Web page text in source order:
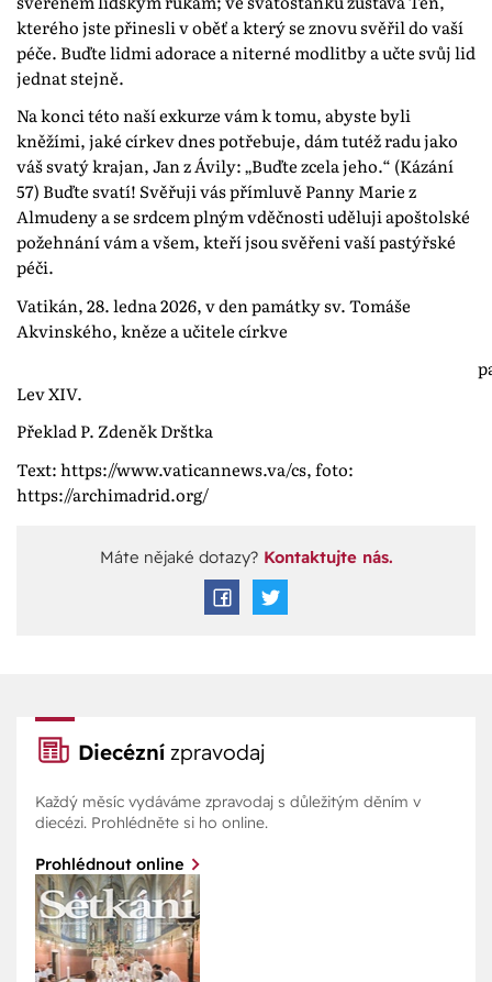
kterého jste přinesli v oběť a který se znovu svěřil do vaší
péče. Buďte lidmi adorace a niterné modlitby a učte svůj lid
jednat stejně.
Na konci této naší exkurze vám k tomu, abyste byli
kněžími, jaké církev dnes potřebuje, dám tutéž radu jako
váš svatý krajan, Jan z Ávily: „Buďte zcela jeho.“ (Kázání
57) Buďte svatí! Svěřuji vás přímluvě Panny Marie z
Almudeny a se srdcem plným vděčnosti uděluji apoštolské
požehnání vám a všem, kteří jsou svěřeni vaší pastýřské
péči.
Vatikán, 28. ledna 2026, v den památky sv. Tomáše
Akvinského, kněze a učitele církve
Lev XIV.
Překlad P. Zdeněk Drštka
Text: https://www.vaticannews.va/cs, foto:
https://archimadrid.org/
Máte nějaké dotazy?Kontaktujte nás.
Diecézní zpravodaj
Každý měsíc vydáváme zpravodaj s důležitým děním v
diecézi. Prohlédněte si ho online.
Prohlédnout online